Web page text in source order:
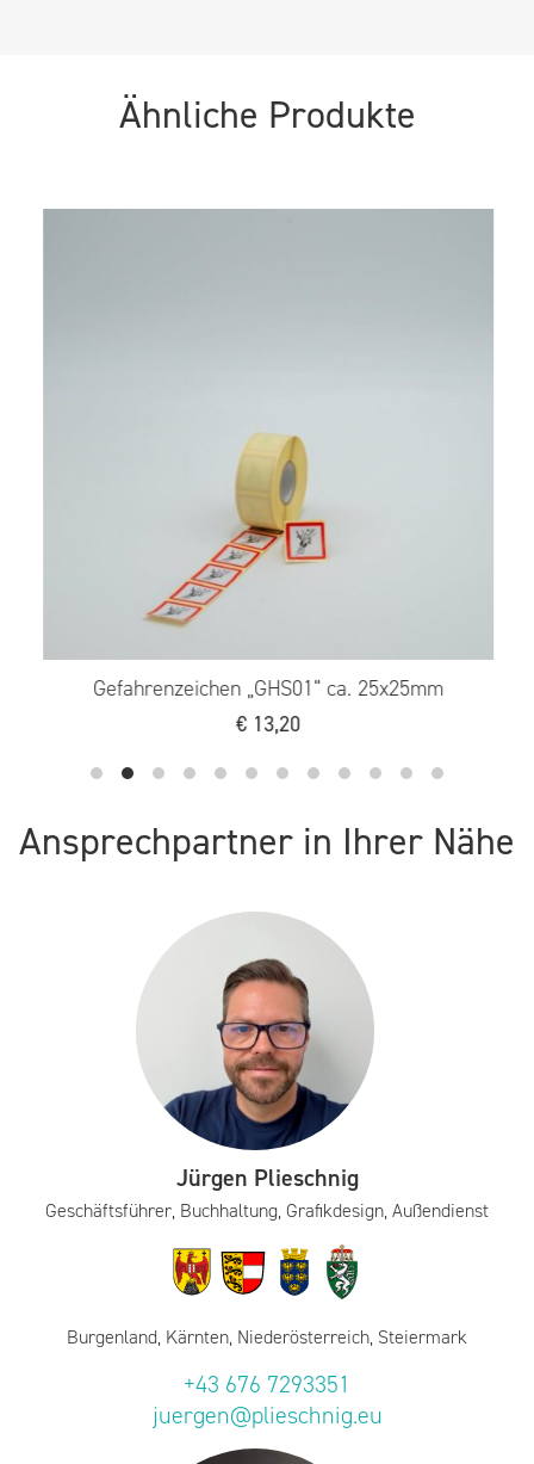
Ähnliche Produkte
Gefahrenzeichen „GHS01“ ca. 25x25mm
€13,20
Ansprechpartner in Ihrer Nähe
Jürgen Plieschnig
Geschäftsführer, Buchhaltung, Grafikdesign, Außendienst
Burgenland, Kärnten, Niederösterreich, Steiermark
+43 676 7293351
juergen@plieschnig.eu